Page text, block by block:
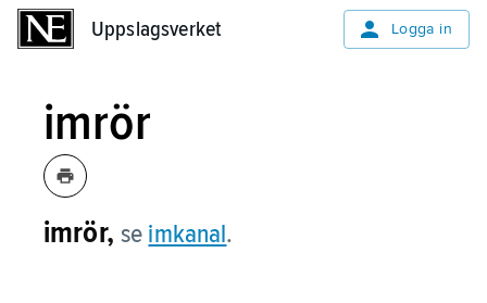
Uppslagsverket Logga in
imrör
imrör,se imkanal.